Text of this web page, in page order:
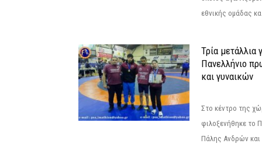
εθνικής ομάδας
Τρία μετάλλια
Πανελλήνιο
και γυναικών
Στο κέντρο της
φιλοξενήθηκε το
Πάλης Ανδρών και